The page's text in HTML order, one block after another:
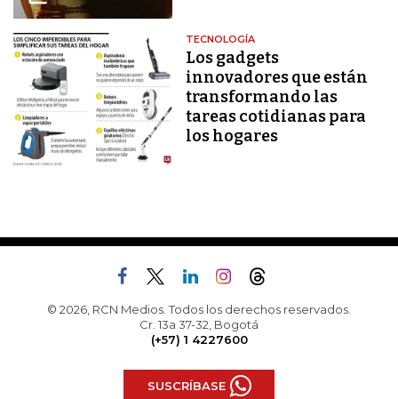
TECNOLOGÍA
Los gadgets
innovadores que están
transformando las
tareas cotidianas para
los hogares
© 2026, RCN Medios. Todos los derechos reservados.
Cr. 13a 37-32, Bogotá
(+57) 1 4227600
SUSCRÍBASE